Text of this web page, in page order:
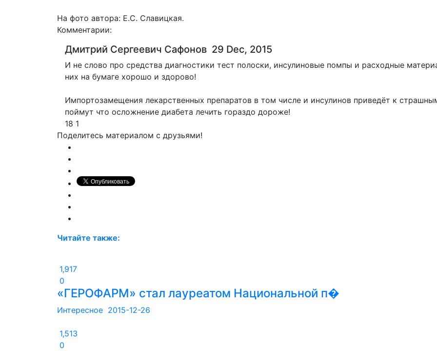
На фото автора: Е.С. Славицкая.
Комментарии:
Дмитрий Сергеевич Сафонов 29 Dec, 2015
И не слово про средства диагностики тест полоски, инсулиновые помпы и расходные
них на бумаге хорошо и здорово!
Импортозамещения лекарственных препаратов в том числе и инсулинов приведёт к
поймут что осложнение диабета лечить гораздо дороже!
18 1
Поделитесь материалом с друзьями!
Читайте также:
1,917
0
«ГЕРОФАРМ» стал лауреатом Национальной п�
Интересное 2015-12-26
1,513
0